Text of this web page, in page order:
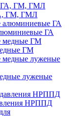
ГМ, ГМЛ
ГА
ГМ
луженые
НРППД